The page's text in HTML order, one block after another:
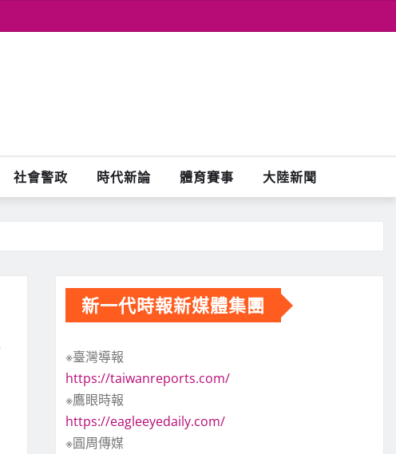
社會警政 時代新論 體育賽事 大陸新聞
新一代時報新媒體集團
※臺灣導報
https://taiwanreports.com/
※鷹眼時報
https://eagleeyedaily.com/
※圓周傳媒